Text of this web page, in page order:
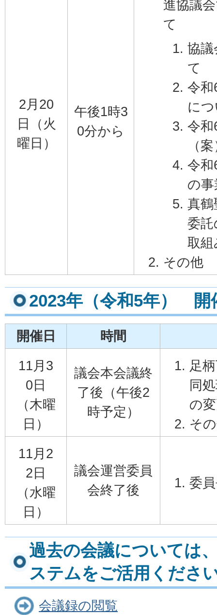
2月20
日（火
曜日）
午後1時3
0分から
進協議
て
協
て
令和
に
令和
（
令和
の
真
委
取
その他
2023年（令和5年） 開
開催日
時間
11月3
0日
（木曜
日）
議会本会議終
了後（午後2
時予定）
足
同
の
そ
11月2
2日
（水曜
日）
議会運営委員
会終了後
委
過去の会議については
ステムをご活用くださ
会議録の閲覧